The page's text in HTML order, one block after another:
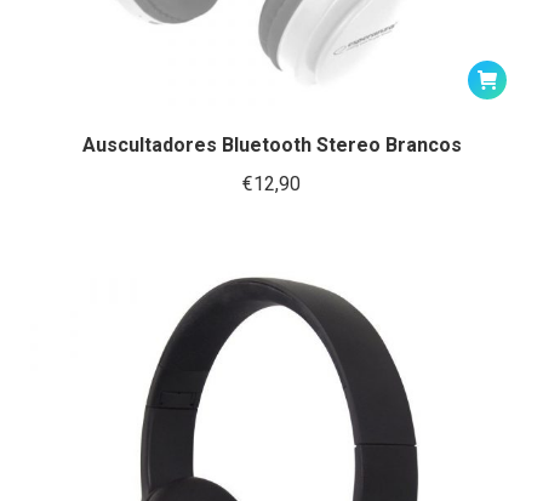
Auscultadores Bluetooth Stereo Brancos
€12,90